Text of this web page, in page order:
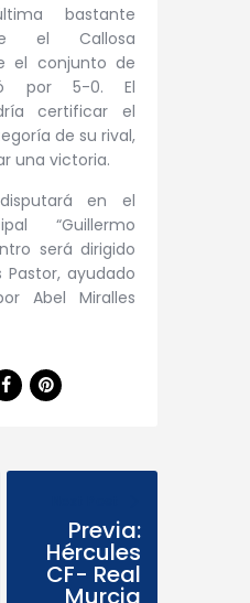
bastante
el Callosa
el conjunto de
por 5-0. El
certificar el
de su rival,
una victoria.
en el
“Guillermo
será dirigido
Pastor, ayudado
Abel Miralles
Previa:
Hércules
CF- Real